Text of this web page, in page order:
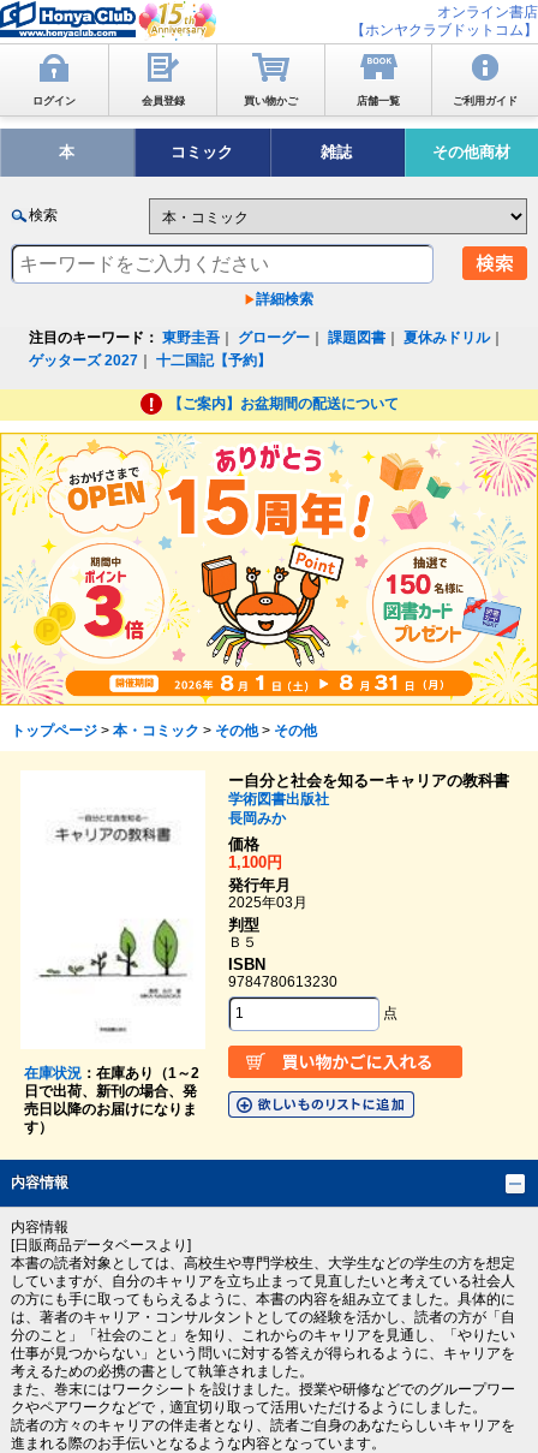
オンライン書店
【ホンヤクラブドットコム】
ログイン 会員登録 買い物かご 店舗一覧 ご利用ガイド
本 コミック 雑誌 その他商材
検索
詳細検索
注目のキーワード： 東野圭吾 グローグー ｜課題図書 ｜夏休みドリル｜
ゲッターズ 2027 ｜十二国記【予約】
【ご案内】お盆期間の配送について
トップページ> 本・コミック > その他> その他
在庫状況：在庫あり（1～2
日で出荷、新刊の場合、発
売日以降のお届けになりま
す）
ー自分と社会を知るーキャリアの教科書
学術図書出版社
長岡みか
価格
1,100円
発行年月
2025年03月
判型
Ｂ５
ISBN
9784780613230
点
内容情報
内容情報
[日販商品データベースより]
本書の読者対象としては、高校生や専門学校生、大学生などの学生の方を想定
していますが、自分のキャリアを立ち止まって見直したいと考えている社会人
の方にも手に取ってもらえるように、本書の内容を組み立てました。具体的に
は、著者のキャリア・コンサルタントとしての経験を活かし、読者の方が「自
分のこと」「社会のこと」を知り、これからのキャリアを見通し、「やりたい
仕事が見つからない」という問いに対する答えが得られるように、キャリアを
考えるための必携の書として執筆されました。
また、巻末にはワークシートを設けました。授業や研修などでのグループワー
クやペアワークなどで，適宜切り取って活用いただけるようにしました。
読者の方々のキャリアの伴走者となり、読者ご自身のあなたらしいキャリアを
進まれる際のお手伝いとなるような内容となっています。